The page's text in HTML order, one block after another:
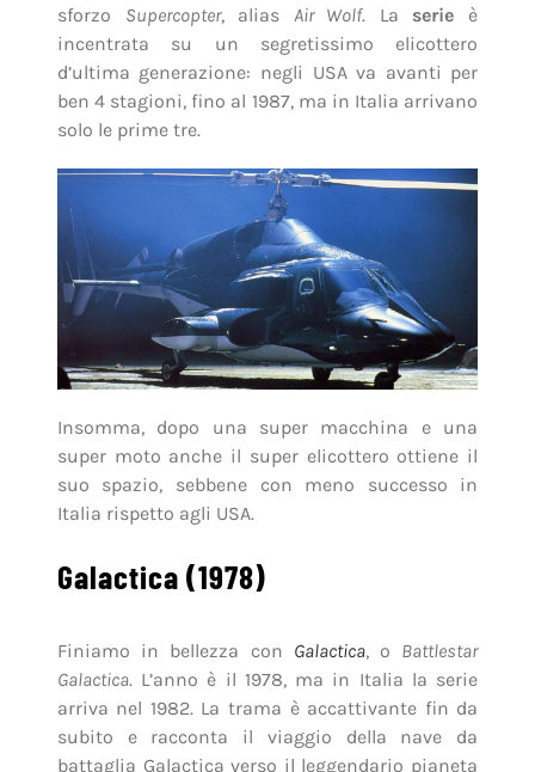
sforzo Supercopter, alias Air Wolf. La serie è
incentrata su un segretissimo elicottero
d’ultima generazione: negli USA va avanti per
ben 4 stagioni, fino al 1987, ma in Italia arrivano
solo le prime tre.
Insomma, dopo una super macchina e una
super moto anche il super elicottero ottiene il
suo spazio, sebbene con meno successo in
Italia rispetto agli USA.
Galactica (1978)
Finiamo in bellezza con Galactica, o Battlestar
Galactica. L’anno è il 1978, ma in Italia la serie
arriva nel 1982. La trama è accattivante fin da
subito e racconta il viaggio della nave da
battaglia Galactica verso il leggendario pianeta